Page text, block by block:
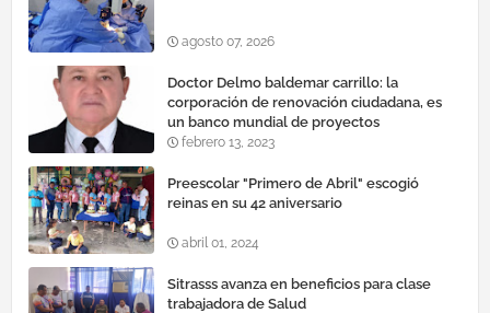
agosto 07, 2026
Doctor Delmo baldemar carrillo: la
corporación de renovación ciudadana, es
un banco mundial de proyectos
febrero 13, 2023
Preescolar "Primero de Abril" escogió
reinas en su 42 aniversario
abril 01, 2024
Sitrasss avanza en beneficios para clase
trabajadora de Salud